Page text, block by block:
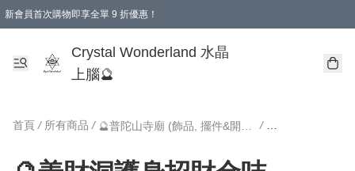
新會員首次購物即享全單 9 折優惠！
Crystal Wonderland 水晶
上腦🔮
首頁 / 所有商品 / /